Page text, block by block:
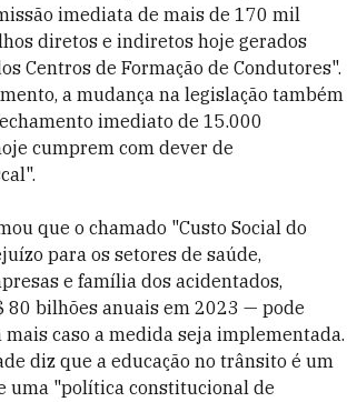
imediata de mais de 170 mil
diretos e indiretos hoje gerados
Centros de Formação de Condutores".
a mudança na legislação também
imediato de 15.000
cumprem com dever de
que o chamado "Custo Social do
para os setores de saúde,
e família dos acidentados,
80 bilhões anuais em 2023 — pode
caso a medida seja implementada.
diz que a educação no trânsito é um
uma "política constitucional de